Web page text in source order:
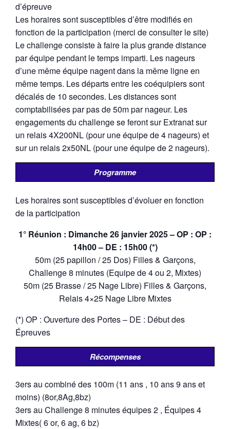
d’épreuve
Les horaires sont susceptibles d’être modifiés en
fonction de la participation (merci de consulter le site)
Le challenge consiste à faire la plus grande distance
par équipe pendant le temps imparti. Les nageurs
d’une même équipe nagent dans la même ligne en
même temps. Les départs entre les coéquipiers sont
décalés de 10 secondes. Les distances sont
comptabilisées par pas de 50m par nageur. Les
engagements du challenge se feront sur Extranat sur
un relais 4X200NL (pour une équipe de 4 nageurs) et
sur un relais 2x50NL (pour une équipe de 2 nageurs).
Programme
Les horaires sont susceptibles d’évoluer en fonction
de la participation
1° Réunion : Dimanche 26 janvier 2025 – OP : OP :
14h00 – DE : 15h00 (*)
50m (25 papillon / 25 Dos) Filles & Garçons,
Challenge 8 minutes (Equipe de 4 ou 2, Mixtes)
50m (25 Brasse / 25 Nage Libre) Filles & Garçons,
Relais 4×25 Nage Libre Mixtes
(*) OP : Ouverture des Portes – DE : Début des
Épreuves
Récompenses
3ers au combiné des 100m (11 ans , 10 ans 9 ans et
moins) (8or,8Ag,8bz)
3ers au Challenge 8 minutes équipes 2 , Équipes 4
Mixtes( 6 or, 6 ag, 6 bz)